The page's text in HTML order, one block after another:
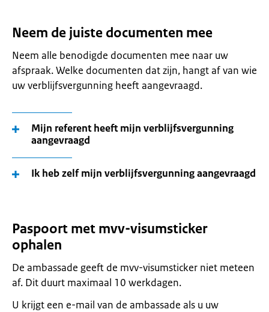
Neem de juiste documenten mee
Neem alle benodigde documenten mee naar uw
afspraak. Welke documenten dat zijn, hangt af van wie
uw verblijfsvergunning heeft aangevraagd.
Mijn referent heeft mijn verblijfsvergunning
aangevraagd
Ik heb zelf mijn verblijfsvergunning aangevraagd
Paspoort met mvv-visumsticker
ophalen
De ambassade geeft de mvv-visumsticker niet meteen
af. Dit duurt maximaal 10 werkdagen.
U krijgt een e-mail van de ambassade als u uw